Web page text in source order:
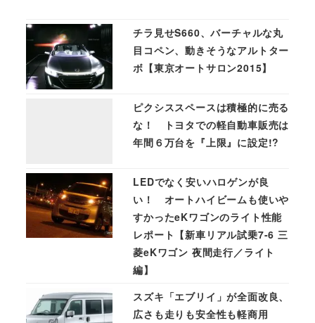
チラ見せS660、バーチャルな丸
目コペン、動きそうなアルトター
ボ【東京オートサロン2015】
ピクシススペースは積極的に売る
な！ トヨタでの軽自動車販売は
年間６万台を『上限』に設定!?
LEDでなく安いハロゲンが良
い！ オートハイビームも使いや
すかったeKワゴンのライト性能
レポート【新車リアル試乗7-6 三
菱eKワゴン 夜間走行／ライト
編】
スズキ「エブリイ」が全面改良、
広さも走りも安全性も軽商用